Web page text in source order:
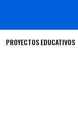
PROYECTOS EDUCATIVOS